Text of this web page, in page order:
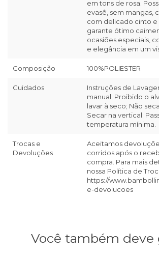
em tons de rosa.
evasê, sem mangas,
com delicado cinto e
garante ótimo
ocasiões especiais,
e elegância em um
Composição 100%POLIESTER
Cuidados
Instruções de
manual; Proibido o
lavar à seco; Não
Secar na vertical;
temperatura mínima.
Trocas e
Devoluções
Aceitamos
corridos após o
compra. Para mais
nossa Política de
https://
e-devolucoes
Você também deve